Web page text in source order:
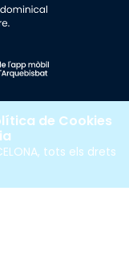
tots els drets
de Cookies